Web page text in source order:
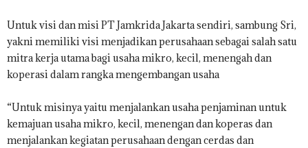
Untuk visi dan misi PT Jamkrida Jakarta sendiri, sambung Sri,
yakni memiliki visi menjadikan perusahaan sebagai salah satu
mitra kerja utama bagi usaha mikro, kecil, menengah dan
koperasi dalam rangka mengembangan usaha
“Untuk misinya yaitu menjalankan usaha penjaminan untuk
kemajuan usaha mikro, kecil, menengan dan koperas dan
menjalankan kegiatan perusahaan dengan cerdas dan